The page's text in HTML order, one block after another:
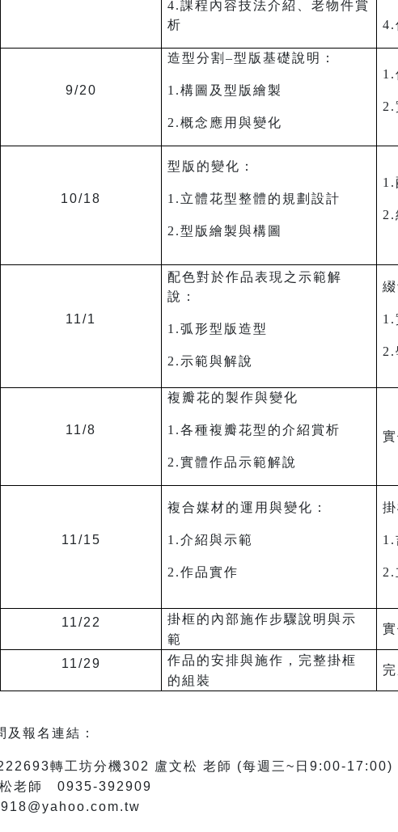
4.課程內容技法介紹、老物件賞
析
4.
9/20
造型分割–型版基礎說明：
1.構圖及型版繪製
2.概念應用與變化
1.
2.
10/18
型版的變化：
1.立體花型整體的規劃設計
2.型版繪製與構圖
1.
2.
11/1
配色對於作品表現之示範解
說：
1.弧形型版造型
2.示範與解說
1.
2.
11/8
複瓣花的製作與變化
1.各種複瓣花型的介紹賞析
2.實體作品示範解說
11/15
複合媒材的運用與變化：
1.介紹與示範
2.作品實作
1.
2.
11/22
掛框的內部施作步驟說明與示
範
11/29
作品的安排與施作，完整掛框
的組裝
及報名連結：
轉工坊分機302 盧文松 老師 (每週三~日9:00-17:00)
松老師 0935-392909